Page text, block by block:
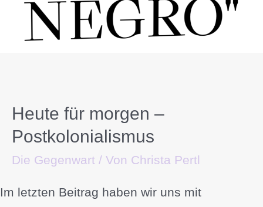
Heute für morgen –
Postkolonialismus
Die Gegenwart / Von Christa Pertl
Im letzten Beitrag haben wir uns mit